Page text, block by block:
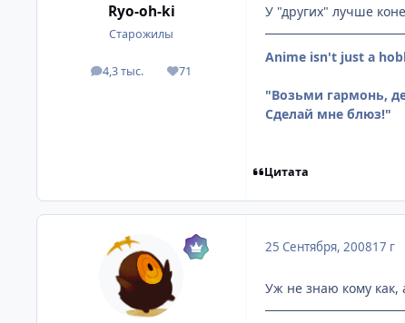
Ryo-oh-ki
Старожилы
4,3 тыс.
посты 71
Репутация
У "других" лучше
Anime isn't just a
"Возьми гармонь,
Сделай мне блюз!"
Цитата
25 Сентября, 200817 г
Уж не знаю кому как,